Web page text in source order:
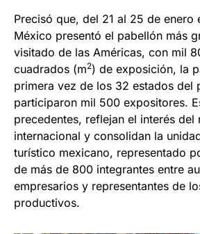
Precisó que, del 21 al 25 de enero
México presentó el pabellón más
visitado de las Américas, con mil
cuadrados (m2) de exposición, la
primera vez de los 32 estados del
participaron mil 500 expositores.
precedentes, reflejan el interés del
internacional y consolidan la
turístico mexicano, representado
de más de 800 integrantes entre
empresarios y representantes de
productivos.